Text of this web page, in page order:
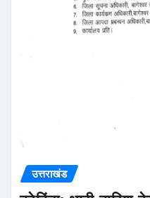
उत्तराखंड